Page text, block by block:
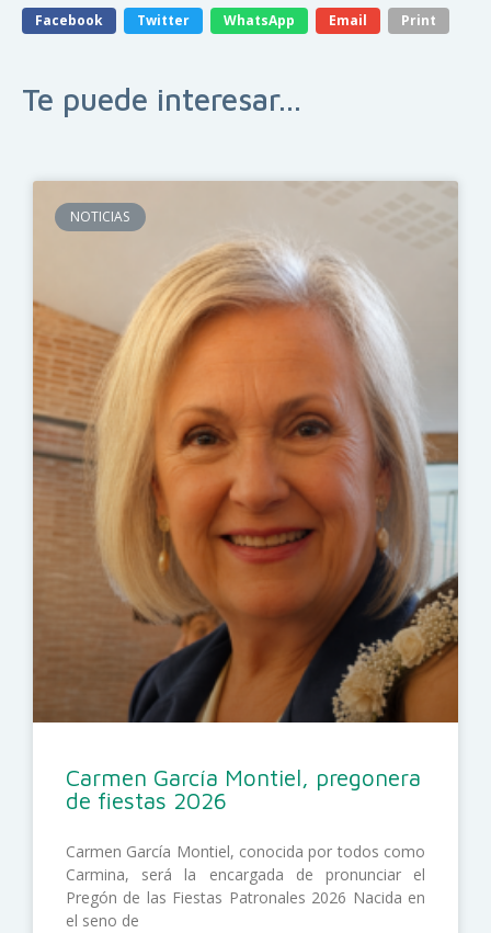
Facebook Twitter WhatsApp Email Print
Te puede interesar...
NOTICIAS
Carmen García Montiel, pregonera
de fiestas 2026
Carmen García Montiel, conocida por todos como
Carmina, será la encargada de pronunciar el
Pregón de las Fiestas Patronales 2026 Nacida en
el seno de